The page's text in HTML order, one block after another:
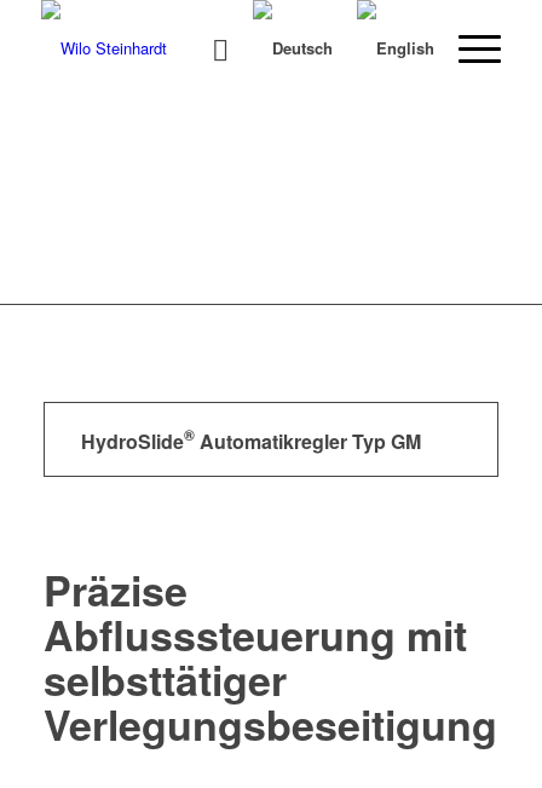
HydroSlide®Automatikregler Typ GM
Präzise
Abflusssteuerung mit
selbsttätiger
Verlegungsbeseitigung